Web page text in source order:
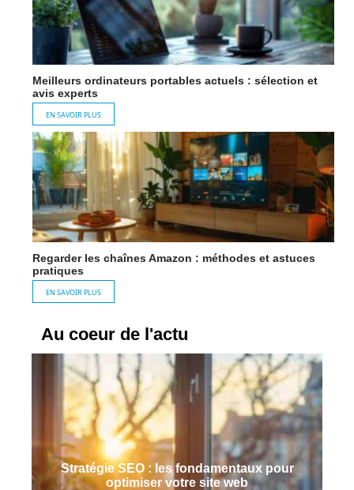
Meilleurs ordinateurs portables actuels : sélection et
avis experts
EN SAVOIR PLUS
Regarder les chaînes Amazon : méthodes et astuces
pratiques
EN SAVOIR PLUS
Au coeur de l'actu
Stratégie SEO : les fondamentaux pour
optimiser votre site web